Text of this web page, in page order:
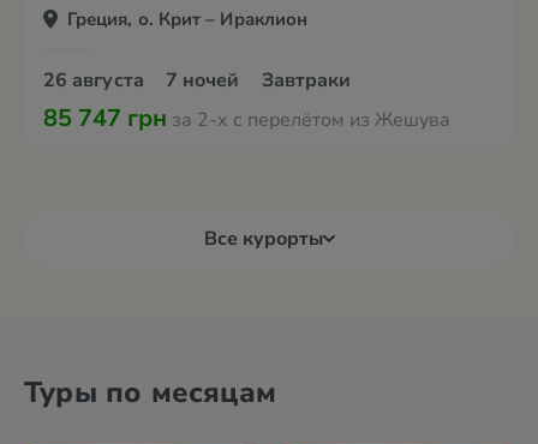
Греция, о. Крит – Ираклион
26 августа 7 ночей Завтраки
85 747 грн за 2-х с перелётом из Жешува
Все курорты
Туры по месяцам